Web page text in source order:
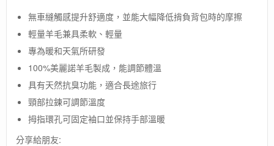
無車縫觸感提升舒適度，並能大幅降低揹負背包時的摩擦
輕量羊毛兼具柔軟、輕量
專為暖和天氣所研發
100%美麗諾羊毛製成，能調節體溫
具有天然抗臭功能，適合長途旅行
頸部拉鍊可調節溫度
拇指環孔可固定袖口並保持手部溫暖
分享給朋友: